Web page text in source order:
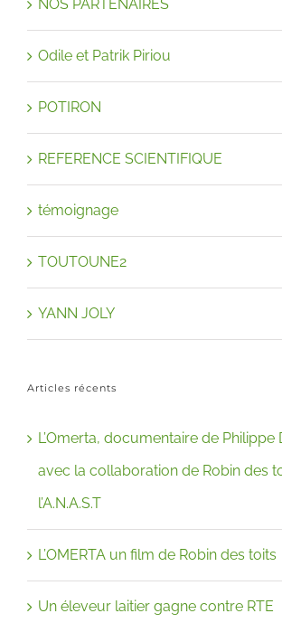
NOS PARTENAÏRES
Odile et Patrik Piriou
POTIRON
REFERENCE SCIENTIFIQUE
témoignage
TOUTOUNE2
YANN JOLY
Articles récents
L’Omerta, documentaire de Philippe
avec la collaboration de Robin des
l’A.N.A.S.T
L’OMERTA un film de Robin des toits
Un éleveur laitier gagne contre RTE